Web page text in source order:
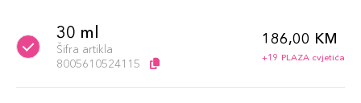
30 ml
Šifra artikla
8005610524115
186,00 KM
+19 PLAZA cvjetića